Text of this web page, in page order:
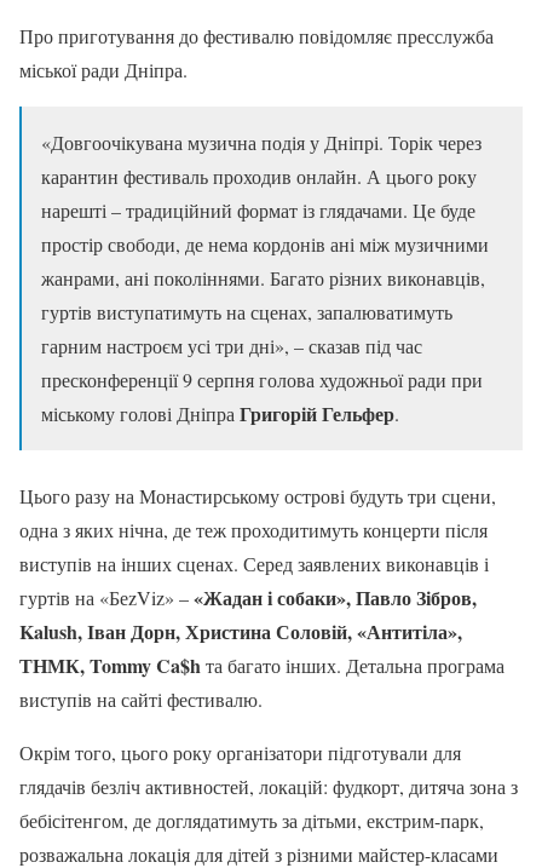
Про приготування до фестивалю повідомляє пресслужба
міської ради Дніпра.
«Довгоочікувана музична подія у Дніпрі. Торік через
карантин фестиваль проходив онлайн. А цього року
нарешті – традиційний формат із глядачами. Це буде
простір свободи, де нема кордонів ані між музичними
жанрами, ані поколіннями. Багато різних виконавців,
гуртів виступатимуть на сценах, запалюватимуть
гарним настроєм усі три дні», – сказав під час
пресконференції 9 серпня голова художньої ради при
міському голові Дніпра Григорій Гельфер.
Цього разу на Монастирському острові будуть три сцени,
одна з яких нічна, де теж проходитимуть концерти після
виступів на інших сценах. Серед заявлених виконавців і
гуртів на «БеzViz» –«Жадан і собаки», Павло Зібров,
Kalush, Іван Дорн, Христина Соловій, «Антитіла»,
ТНМК, Tommy Ca$hта багато інших. Детальна програма
виступів на сайті фестивалю.
Окрім того, цього року організатори підготували для
глядачів безліч активностей, локацій: фудкорт, дитяча зона з
бебісітенгом, де доглядатимуть за дітьми, екстрим-парк,
розважальна локація для дітей з різними майстер-класами